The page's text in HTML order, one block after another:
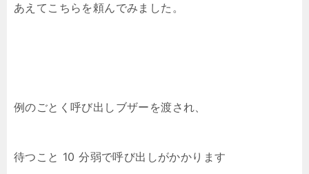
あえてこちらを頼んでみました。
例のごとく呼び出しブザーを渡され、
待つこと 10 分弱で呼び出しがかかります